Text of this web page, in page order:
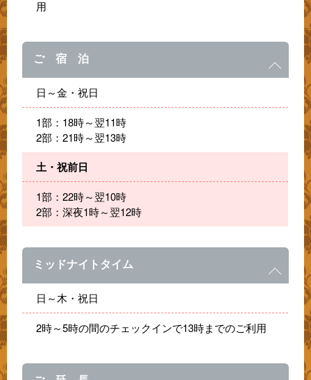
用
ご 宿 泊
日～金・祝日
1部：18時～翌11時
2部：21時～翌13時
土・祝前日
1部：22時～翌10時
2部：深夜1時～翌12時
ミッドナイトタイム
日～木・祝日
2時～5時の間のチェックインで13時までのご利用